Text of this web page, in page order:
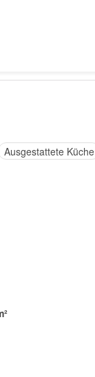
Ausgestattete Küche